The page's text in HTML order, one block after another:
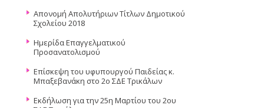
Απονομή Απολυτήριων Τίτλων Δημοτικού
Σχολείου 2018
Ημερίδα Επαγγελματικού
Προσανατολισμού
Επίσκεψη του υφυπουργού Παιδείας κ.
Μπαξεβανάκη στο 2ο ΣΔΕ Τρικάλων
Εκδήλωση για την 25η Μαρτίου του 2ου